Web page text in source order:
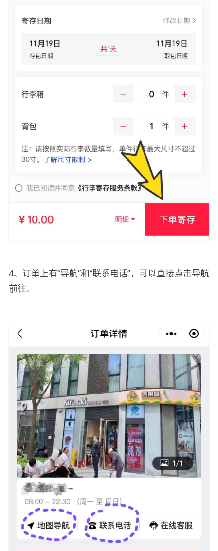
4、订单上有“导航”和“联系电话”，可以直接点击导航
前往。